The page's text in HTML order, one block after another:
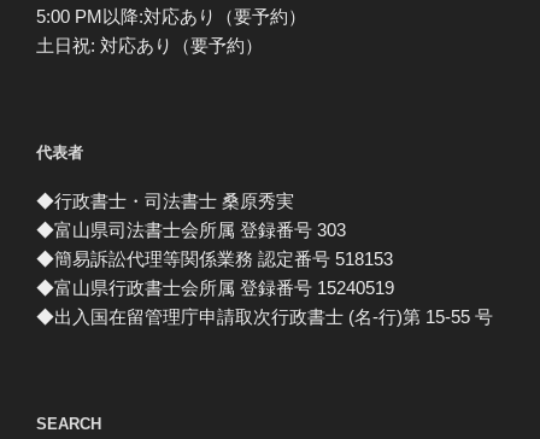
5:00 PM以降:対応あり（要予約）
土日祝: 対応あり（要予約）
代表者
◆行政書士・司法書士 桑原秀実
◆富山県司法書士会所属 登録番号 303
◆簡易訴訟代理等関係業務 認定番号 518153
◆富山県行政書士会所属 登録番号 15240519
◆出入国在留管理庁申請取次行政書士 (名-行)第 15-55 号
SEARCH